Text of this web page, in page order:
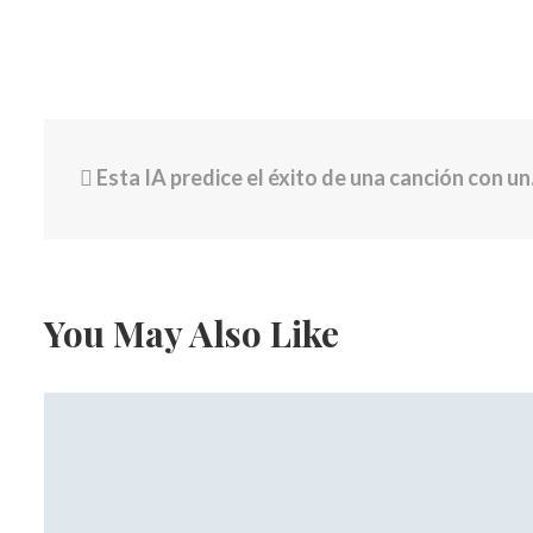
Esta IA predice el éxito de una canción con un 97% de precisión
You May Also Like